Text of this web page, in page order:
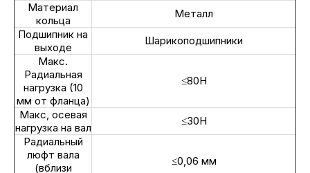
Материал
кольца
Металл
Подшипник на
выходе
Шарикоподшипники
Макс.
Радиальная
нагрузка (10
мм от фланца)
≤80Н
Макс, осевая
нагрузка на вал
≤30Н
Радиальный
люфт вала
(вблизи
≤0,06 мм